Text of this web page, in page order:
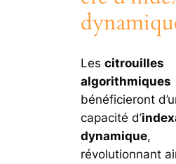
Lescitrouilles
algorithmiques
bénéficieront
capacité d’
dynamique,
révolutionnant